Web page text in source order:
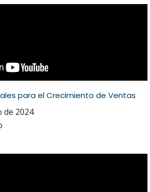
para el Crecimiento de Ventas
de 2024